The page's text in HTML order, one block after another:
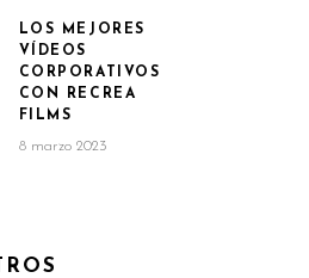
LOS MEJORES
VÍDEOS
CORPORATIVOS
CON RECREA
FILMS
8 marzo 2023